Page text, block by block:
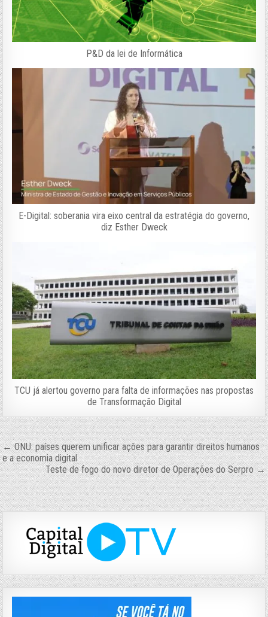
P&D da lei de Informática
E-Digital: soberania vira eixo central da estratégia do governo,
diz Esther Dweck
TCU já alertou governo para falta de informações nas propostas
de Transformação Digital
Navegação
de
Post
← ONU: países querem unificar ações para garantir direitos humanos
e a economia digital
Teste de fogo do novo diretor de Operações do Serpro →